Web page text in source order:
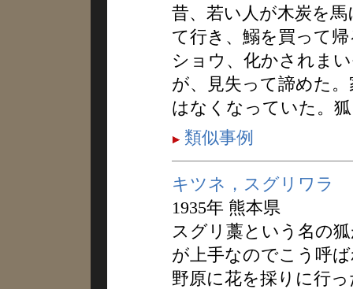
昔、若い人が木炭を
て行き、鰯を買って
ショウ、化かされま
が、見失って諦めた
はなくなっていた。
類似事例
キツネ，スグリワラ
1935年 熊本県
スグリ藁という名の
が上手なのでこう呼
野原に花を採りに行